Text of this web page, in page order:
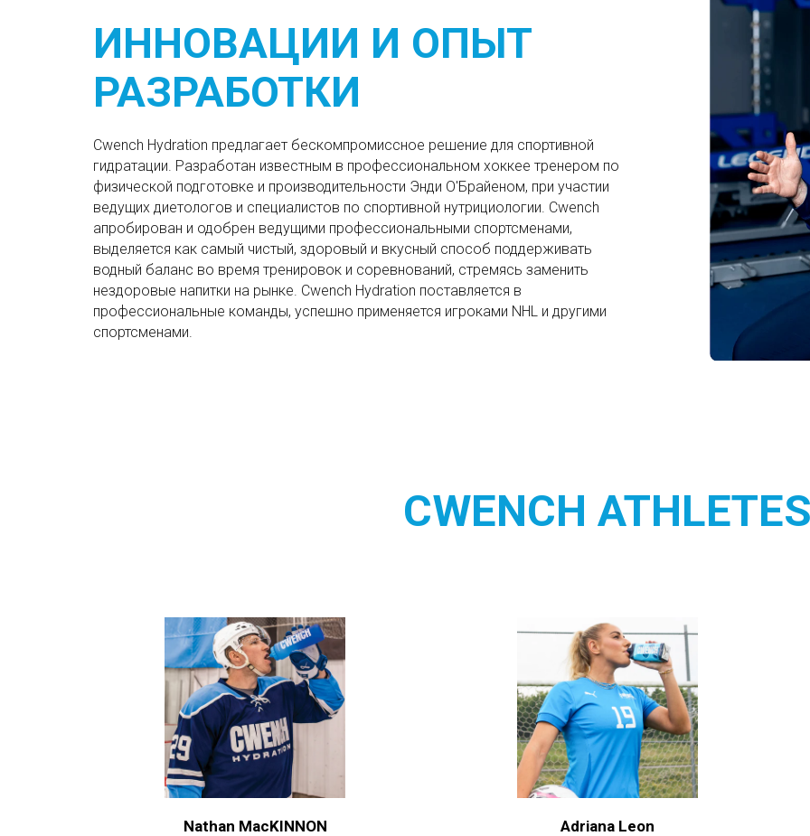
ИННОВАЦИИ И ОПЫТ
РАЗРАБОТКИ
Cwench Hydration предлагает бескомпромиссное решение для спортивной
гидратации. Разработан известным в профессиональном хоккее тренером по
физической подготовке и производительности Энди О'Брайеном, при участии
ведущих диетологов и специалистов по спортивной нутрициологии. Cwench
апробирован и одобрен ведущими профессиональными спортсменами,
выделяется как самый чистый, здоровый и вкусный способ поддерживать
водный баланс во время тренировок и соревнований, стремясь заменить
нездоровые напитки на рынке. Cwench Hydration поставляется в
профессиональные команды, успешно применяется игроками NHL и другими
спортсменами.
CWENCH
Nathan MacKINNON Adriana Leon